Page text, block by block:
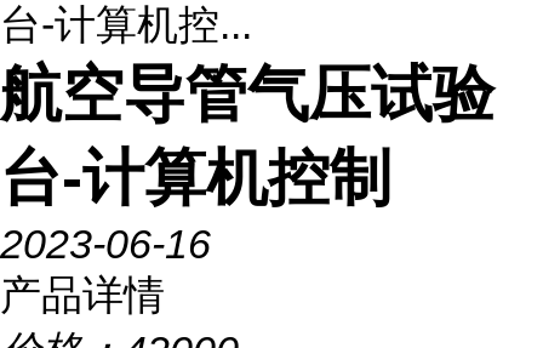
台-计算机控...
航空导管气压试验
台-计算机控制
2023-06-16
产品详情